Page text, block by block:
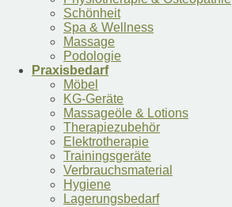
Schönheit
Spa & Wellness
Massage
Podologie
Praxisbedarf
Möbel
KG-Geräte
Massageöle & Lotions
Therapiezubehör
Elektrotherapie
Trainingsgeräte
Verbrauchsmaterial
Hygiene
Lagerungsbedarf